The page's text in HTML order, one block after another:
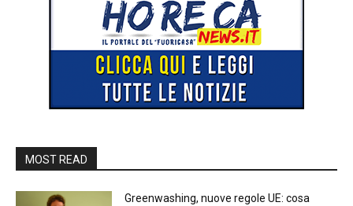
MOST READ
Greenwashing, nuove regole UE: cosa